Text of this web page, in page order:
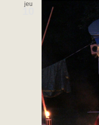
jeu
10